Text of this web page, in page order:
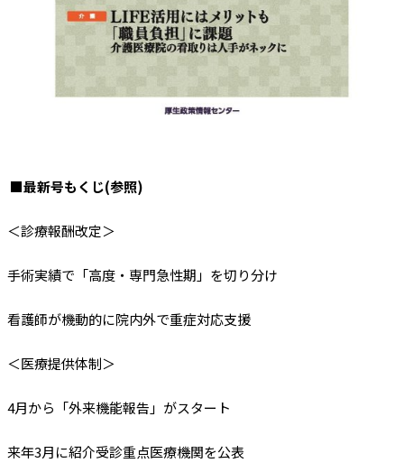
■最新号もくじ(参照)
＜診療報酬改定＞
手術実績で「高度・専門急性期」を切り分け
看護師が機動的に院内外で重症対応支援
＜医療提供体制＞
4月から「外来機能報告」がスタート
来年3月に紹介受診重点医療機関を公表